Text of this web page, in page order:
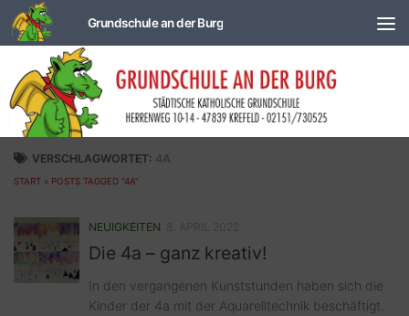
Zum Inhalt springen
VERSCHLAGWORTET: 4A
START » POSTS TAGGED "4A"
NEUIGKEITEN
Die 4a – ganz kreativ!
In den vergangenen Kunststunden haben sich die
Kinder der 4a mit der Aquarelltechnik beschäftigt.